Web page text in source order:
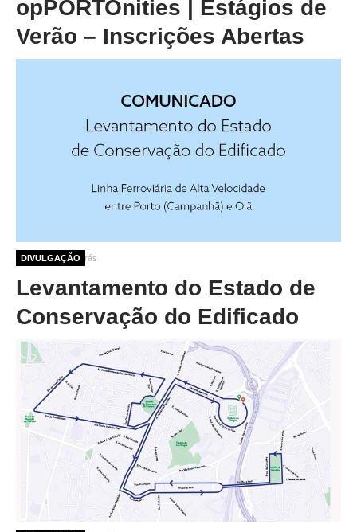
opPORTOnities | Estágios de
Verão – Inscrições Abertas
DIVULGAÇÃO
8 meses 6 dias atrás
Levantamento do Estado de
Conservação do Edificado